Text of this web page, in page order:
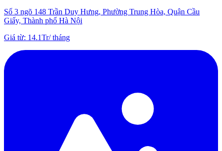
Số 3 ngõ 148 Trần Duy Hưng, Phường Trung Hòa, Quận Cầu
Giấy, Thành phố Hà Nội
Giá từ: 14.1Tr/tháng